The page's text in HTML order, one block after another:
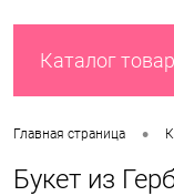
Каталог
Главная страница •
Букет из